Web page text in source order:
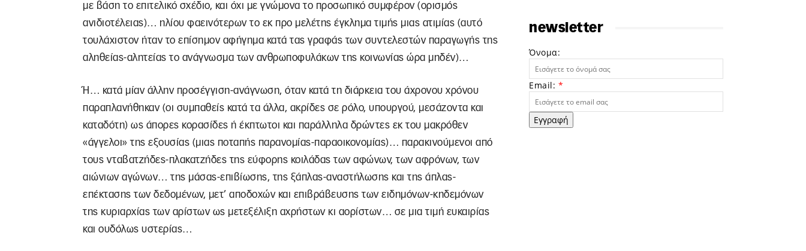
με βάση το επιτελικό σχέδιο, και όχι με γνώμονα το προσωπικό συμφέρον (ορισμός
ανιδιοτέλειας)… ηλίου φαεινότερων το εκ προ μελέτης έγκλημα τιμής μιας ατιμίας (αυτό
τουλάχιστον ήταν το επίσημον αφήγημα κατά τας γραφάς των συντελεστών παραγωγής της
αληθείας-αλητείας το ανάγνωσμα των ανθρωποφυλάκων της κοινωνίας ώρα μηδέν)…
Ή… κατά μίαν άλλην προσέγγιση-ανάγνωση, όταν κατά τη διάρκεια του άχρονου χρόνου
παραπλανήθηκαν (οι συμπαθείς κατά τα άλλα, ακρίδες σε ρόλο, υπουργού, μεσάζοντα και
καταδότη) ως άπορες κορασίδες ή έκπτωτοι και παράλληλα δρώντες εκ του μακρόθεν
«άγγελοι» της εξουσίας (μιας ποταπής παρανομίας-παραοικονομίας)… παρακινούμενοι από
τους νταβατζήδες-πλακατζήδες της εύφορης κοιλάδας των αφώνων, των αφρόνων, των
αιώνιων αγώνων… της μάσας-επιβίωσης, της ξάπλας-αναστήλωσης και της άπλας-
επέκτασης των δεδομένων, μετ’ αποδοχών και επιβράβευσης των ειδημόνων-κηδεμόνων
της κυριαρχίας των αρίστων ως μετεξέλιξη αχρήστων κι αορίστων… σε μια τιμή ευκαιρίας
και ουδόλως υστερίας…
newsletter
Όνομα:
Email: *
Εγγραφή